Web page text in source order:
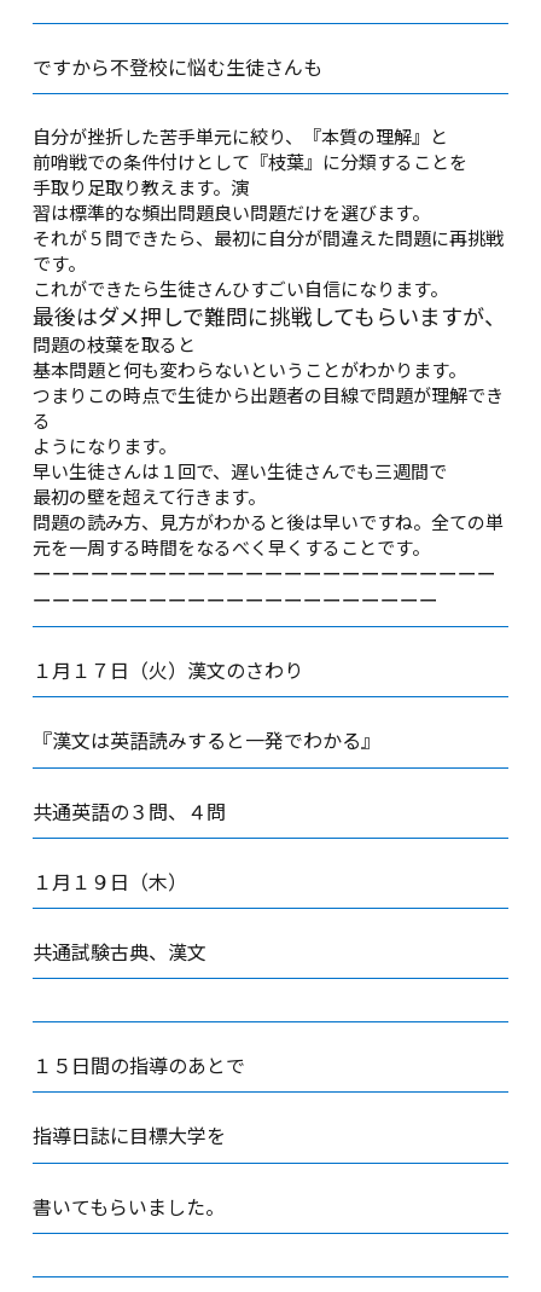
ですから不登校に悩む生徒さんも
自分が挫折した苦手単元に絞り、『本質の理解』と
前哨戦での条件付けとして『枝葉』に分類することを
手取り足取り教えます。演
習は標準的な頻出問題良い問題だけを選びます。
それが５問できたら、最初に自分が間違えた問題に再挑戦
です。
これができたら生徒さんひすごい自信になります。
最後はダメ押しで難問に挑戦してもらいますが、
問題の枝葉を取ると
基本問題と何も変わらないということがわかります。
つまりこの時点で生徒から出題者の目線で問題が理解でき
る
ようになります。
早い生徒さんは１回で、遅い生徒さんでも三週間で
最初の壁を超えて行きます。
問題の読み方、見方がわかると後は早いですね。全ての単
元を一周する時間をなるべく早くすることです。
ーーーーーーーーーーーーーーーーーーーーーーーー
ーーーーーーーーーーーーーーーーーーーーー
１月１７日（火）漢文のさわり
『漢文は英語読みすると一発でわかる』
共通英語の３問、４問
１月１９日（木）
共通試験古典、漢文
１５日間の指導のあとで
指導日誌に目標大学を
書いてもらいました。